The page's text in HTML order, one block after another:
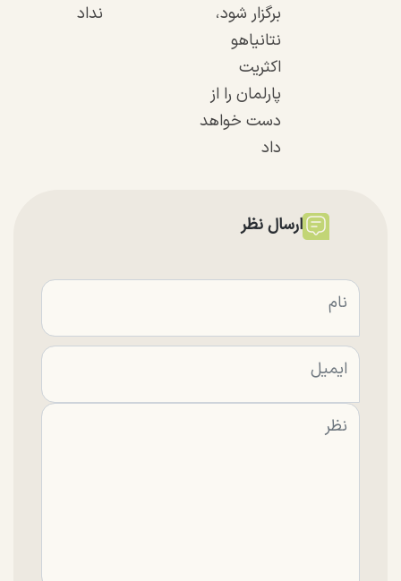
برگزار شود،
نتانیاهو
اکثریت
پارلمان را از
دست خواهد
داد
نداد
ارسال نظر